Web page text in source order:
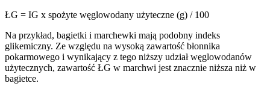
ŁG = IG x spożyte węglowodany użyteczne (g) / 100
Na przykład, bagietki i marchewki mają podobny indeks
glikemiczny. Ze względu na wysoką zawartość błonnika
pokarmowego i wynikający z tego niższy udział węglowodanów
użytecznych, zawartość ŁG w marchwi jest znacznie niższa niż w
bagietce.